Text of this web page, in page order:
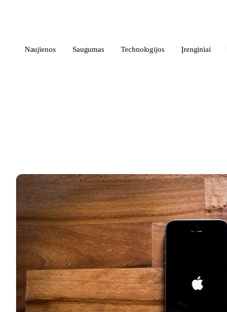
Naujienos Saugumas Technologijos Įrenginiai